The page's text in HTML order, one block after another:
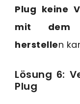
Plug keine
mit dem
herstellen
Lösung 6:
Plug